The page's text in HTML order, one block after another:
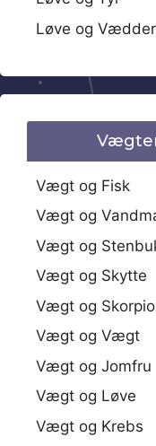
Løve og Vædder
Vægt og Fisk
Vægt og
Vægt og
Vægt og Skytte
Vægt og
Vægt og Vægt
Vægt og Jomfru
Vægt og Løve
Vægt og Krebs